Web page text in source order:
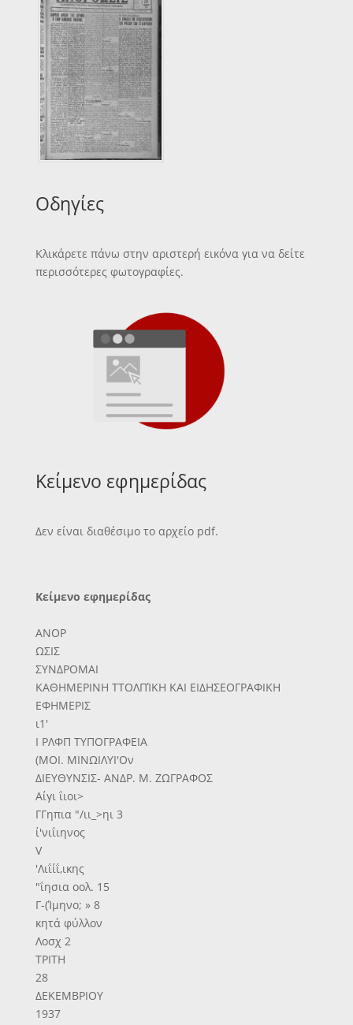
Οδηγίες
Κλικάρετε πάνω στην αριστερή εικόνα για να δείτε
περισσότερες φωτογραφίες.
Κείμενο εφημερίδας
Δεν είναι διαθέσιμο το αρχείο pdf.
Κείμενο εφημερίδας
ΑΝΟΡ
ΩΣΙΣ
ΣΥΝΔΡΟΜΑΙ
ΚΑΘΗΜΕΡΙΝΗ ΤΤΟΛΠΊΚΗ ΚΑΙ ΕΙΔΗΣΕΟΓΡΑΦΙΚΗ
ΕΦΗΜΕΡΙΣ
ι1'
Ι ΡΛΦΠ ΤΥΠΟΓΡΑΦΕΙΑ
(ΜΟΙ. ΜΙΝΩΙΛΥΙ'Ον
ΔΙΕΥΘΥΝΣΙΣ- ΑΝΔΡ. Μ. ΖΩΓΡΑΦΟΣ
Αίγι ΐιοι>
ΓΓηπια "/ιι_>ηι 3
ί'νιΐιηνος
V
'Λιΐίΐ,ικης
"ΐησια οολ. 15
Γ-(Ίμηνο; » 8
κητά φύλλον
Λοσχ 2
ΤΡΙΤΗ
28
ΔΕΚΕΜΒΡΙΟΥ
1937